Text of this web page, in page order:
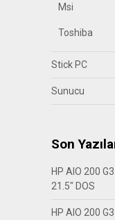
Msi
Toshiba
Stick PC
Sunucu
Son
HP AIO 200
21.5″ DOS
HP AIO 200